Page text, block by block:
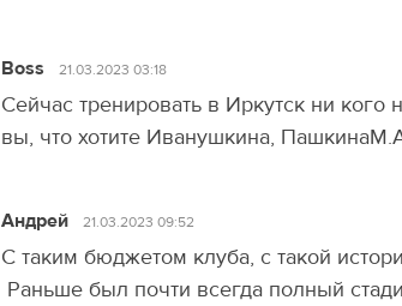
Boss 21.03.2023 03:18
Сейчас тренировать в Иркутск ни
вы, что хотите Иванушкина,
Андрей 21.03.2023 09:52
С таким бюджетом клуба, с такой
Раньше был почти всегда полный